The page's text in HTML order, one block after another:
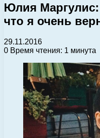
Юлия Маргулис:
что я очень
29.11.2016
0 Время чтения: 1 минута